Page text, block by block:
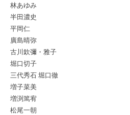
林あゆみ
半田濃史
平岡仁
廣島晴弥
古川欽彌・雅子
堀口切子
三代秀石 堀口徹
増子菜美
増渕篤宥
松尾一朝